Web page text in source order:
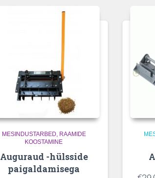
MESINDUSTARBED
RAAMIDE
KOOSTAMINE
Auguraud -hülsside
paigaldamisega